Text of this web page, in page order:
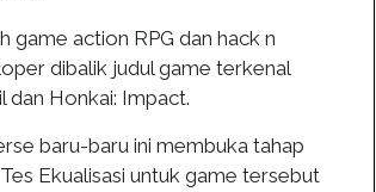
game action RPG dan hack n
dibalik judul game terkenal
dan Honkai: Impact.
baru-baru ini membuka tahap
Ekualisasi untuk game tersebut